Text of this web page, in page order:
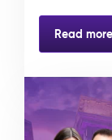
Read more